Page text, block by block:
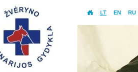
LT EN RU